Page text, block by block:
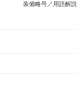
装備略号／用語解説